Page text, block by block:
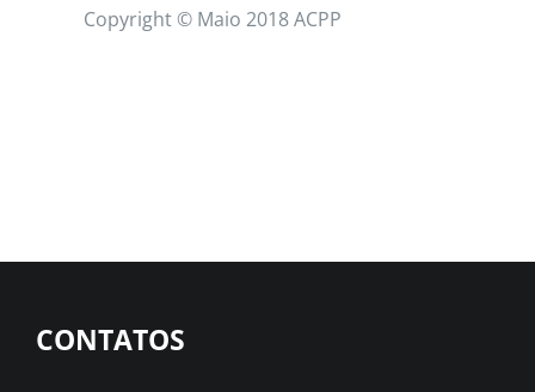
Copyright © Maio 2018 ACPP
CONTATOS